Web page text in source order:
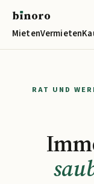
bınoro
MietenVermieten
RAT UND